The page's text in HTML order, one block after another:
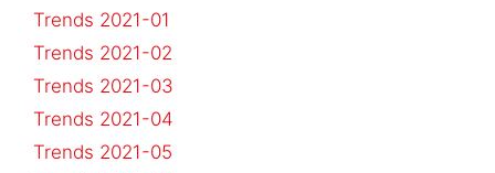
Trends 2021-01
Trends 2021-02
Trends 2021-03
Trends 2021-04
Trends 2021-05